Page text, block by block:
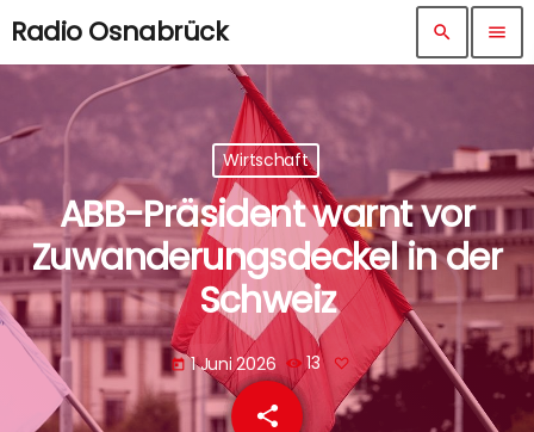
Radio Osnabrück search menu
Wirtschaft
ABB-Präsident warnt vor
Zuwanderungsdeckel in der
Schweiz
today 1 Juni 2026 13
share
email